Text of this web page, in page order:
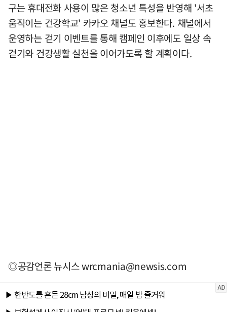
구는 휴대전화 사용이 많은 청소년 특성을 반영해 '서초
움직이는 건강학교' 카카오 채널도 홍보한다. 채널에서
운영하는 걷기 이벤트를 통해 캠페인 이후에도 일상 속
걷기와 건강생활 실천을 이어가도록 할 계획이다.
◎공감언론 뉴시스wrcmania@newsis.com